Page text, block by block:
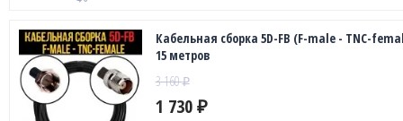
Кабельная сборка 5D-FB (F-male - TNC-
15 метров
3 160₽
1 730 ₽